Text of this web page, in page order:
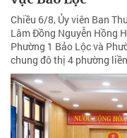
Chiều 6/8, Ủy viên Ban
Lâm Đồng Nguyễn Hồng
Phường 1 Bảo Lộc và
chung đô thị 4 phường